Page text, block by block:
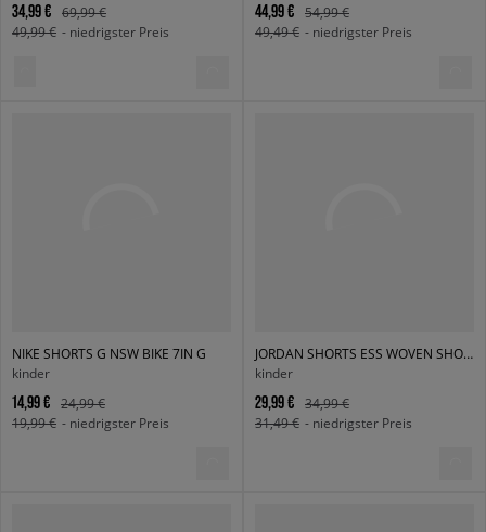
34,99 €
69,99 €
49,99 € - niedrigster Preis
44,99 €
54,99 €
49,49 € - niedrigster Preis
NIKE SHORTS G NSW BIKE 7IN G
kinder
14,99 €
24,99 €
19,99 € - niedrigster Preis
JORDAN SHORTS ESS WOVEN SHORT GIRL
kinder
29,99 €
34,99 €
31,49 € - niedrigster Preis